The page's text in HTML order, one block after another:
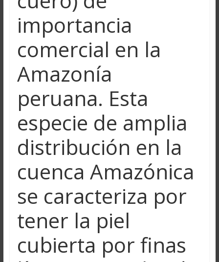
importancia
comercial en la
Amazonía
peruana. Esta
especie de amplia
distribución en la
cuenca Amazónica
se caracteriza por
tener la piel
cubierta por finas